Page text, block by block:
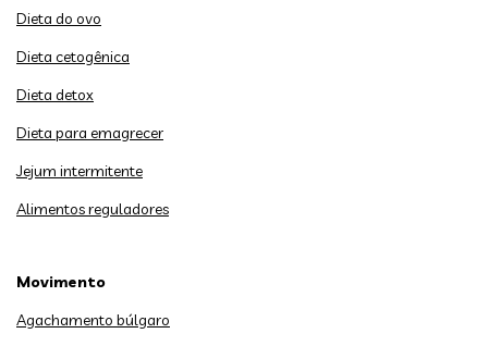
Dieta do ovo
Dieta cetogênica
Dieta detox
Dieta para emagrecer
Jejum intermitente
Alimentos reguladores
Movimento
Agachamento búlgaro